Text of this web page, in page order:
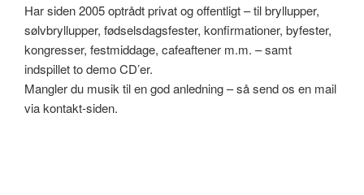
Har siden 2005 optrådt privat og offentligt – til bryllupper,
sølvbryllupper, fødselsdagsfester, konfirmationer, byfester,
kongresser, festmiddage, cafeaftener m.m. – samt
indspillet to demo CD’er.
Mangler du musik til en god anledning – så send os en mail
via kontakt-siden.